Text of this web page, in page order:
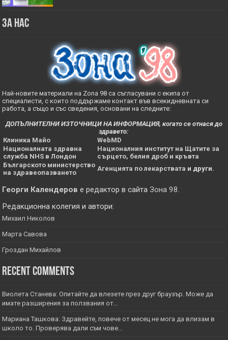
За нас
Най-новите материали на Zona 98 са съгласувани с екипа от
специалисти, с които поддържаме контакт във всекидневната си
работа, а също и със сведения, основани на следните:
ДОПЪЛНИТЕЛНИ ИЗТОЧНИЦИ НА ИНФОРМАЦИЯ, когато се отнася до
здравето:
Клиника Майо
WebMD
Националната здравна
служба NHS в Лондон
Националния институт на Щатите за
сърцето, белия дроб и кръвта
Българското министерство
на здравеопазването
Агенцията по лекарствата и други.
Георги Календеров е редактор в сайтаЗона 98.
Редакционна колегия и автори:
Михаил Николов
Марта Савова
Гроздан Михайлов
Recent Comments
Виолета Станева: Опитайте да влезете през друг браузър. Може да
имате разширения за ползвания от...
Мариана Ташкова: Здравейте, повече от месец не мога да влизам в
школо то. Проверява дали съм чове...